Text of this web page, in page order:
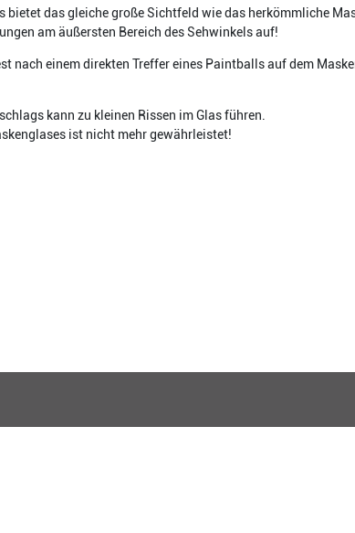
bietet das gleiche große Sichtfeld wie das herkömmliche
am äußersten Bereich des Sehwinkels auf!
nach einem direkten Treffer eines Paintballs auf dem
kann zu kleinen Rissen im Glas führen.
ist nicht mehr gewährleistet!